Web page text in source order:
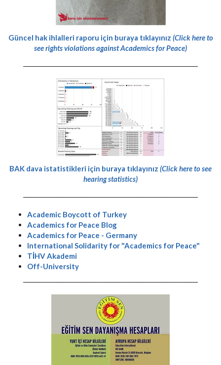
Güncel hak ihlalleri raporu için buraya tıklayınız (Click here to
see rights violations against Academics for Peace)
-----------------------------------------------------------
BAK dava istatistikleri için buraya tıklayınız (Click here to see
hearing statistics)
-----------------------------------------------------------
Academic Boycott of Turkey
Academics for Peace Blog
Academics for Peace - Germany
International Solidarity for "Academics for Peace"
TİHV Akademi
Off-University
-----------------------------------------------------------